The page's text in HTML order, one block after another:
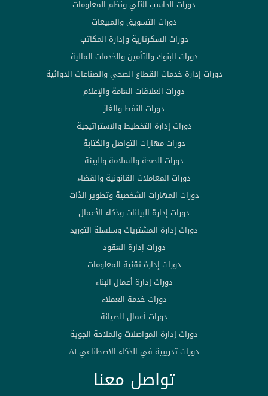
دورات الحاسب الآلي ونظم المعلومات
دورات التسويق والمبيعات
دورات السكرتارية وإدارة المكاتب
دورات البنوك والتأمين والخدمات المالية
دورات إدارة خدمات القطاع الصحي والصناعات الدوائية
دورات العلاقات العامة والإعلام
دورات النفط والغاز
دورات إدارة التخطيط والاستراتيجية
دورات مهارات التواصل والكتابة
دورات الصحة والسلامة والبيئة
دورات المعاملات القانونية والقضاء
دورات المهارات الشخصية وتطوير الذات
دورات إدارة البيانات وذكاء الأعمال
دورات إدارة المشتريات وسلسلة التوريد
دورات إدارة العقود
دورات إدارة تقنية المعلومات
دورات إدارة أعمال البناء
دورات خدمة العملاء
دورات أعمال الصيانة
دورات إدارة المواصلات والملاحة الجوية
دورات تدريبية في الذكاء الاصطناعي AI
تواصل معنا